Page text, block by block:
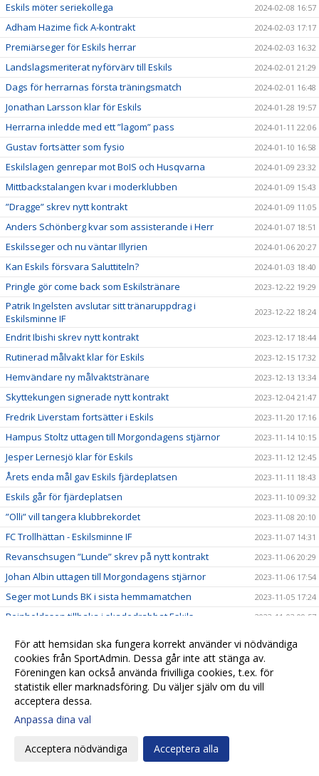
Eskils möter seriekollega 2024-02-08 16:57
Adham Hazime fick A-kontrakt 2024-02-03 17:17
Premiärseger för Eskils herrar 2024-02-03 16:32
Landslagsmeriterat nyförvärv till Eskils 2024-02-01 21:29
Dags för herrarnas första träningsmatch 2024-02-01 16:48
Jonathan Larsson klar för Eskils 2024-01-28 19:57
Herrarna inledde med ett ”lagom” pass 2024-01-11 22:06
Gustav fortsätter som fysio 2024-01-10 16:58
Eskilslagen genrepar mot BoIS och Husqvarna 2024-01-09 23:32
Mittbackstalangen kvar i moderklubben 2024-01-09 15:43
”Dragge” skrev nytt kontrakt 2024-01-09 11:05
Anders Schönberg kvar som assisterande i Herr 2024-01-07 18:51
Eskilsseger och nu väntar Illyrien 2024-01-06 20:27
Kan Eskils försvara Saluttiteln? 2024-01-03 18:40
Pringle gör come back som Eskilstränare 2023-12-22 19:29
Patrik Ingelsten avslutar sitt tränaruppdrag i
Eskilsminne IF
2023-12-22 18:24
Endrit Ibishi skrev nytt kontrakt 2023-12-17 18:44
Rutinerad målvakt klar för Eskils 2023-12-15 17:32
Hemvändare ny målvaktstränare 2023-12-13 13:34
Skyttekungen signerade nytt kontrakt 2023-12-04 21:47
Fredrik Liverstam fortsätter i Eskils 2023-11-20 17:16
Hampus Stoltz uttagen till Morgondagens stjärnor 2023-11-14 10:15
Jesper Lernesjö klar för Eskils 2023-11-12 12:45
Årets enda mål gav Eskils fjärdeplatsen 2023-11-11 18:43
Eskils går för fjärdeplatsen 2023-11-10 09:32
”Olli” vill tangera klubbrekordet 2023-11-08 20:10
FC Trollhättan - Eskilsminne IF 2023-11-07 14:31
Revanschsugen ”Lunde” skrev på nytt kontrakt 2023-11-06 20:29
Johan Albin uttagen till Morgondagens stjärnor 2023-11-06 17:54
Seger mot Lunds BK i sista hemmamatchen 2023-11-05 17:24
Reinholdsson tillbaka i skadedrabbat Eskils 2023-11-03 09:57
Ingen tvekan för Casper Seger 2023-10-31 21:00
Eskilsminne IF - Lunds BK 2023-10-30 13:10
Eskilscoachen: ”Vi förtjänade inte förlora"
Lagkaptenen signerade nytt kontrakt
Omtumlande tid för Lucas Ohlander
Eskilscoachen: ”Hoppas räta ut frågetecken"
För att hemsidan ska fungera korrekt använder vi nödvändiga
cookies från SportAdmin. Dessa går inte att stänga av.
Föreningen kan också använda frivilliga cookies, t.ex. för
statistik eller marknadsföring. Du väljer själv om du vill
acceptera dessa.
Anpassa dina val
Acceptera nödvändiga Acceptera alla